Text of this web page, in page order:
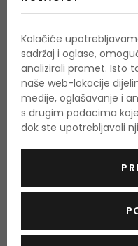
Olovka za obrve
Kolačiće
sadržaj i oglase,
analizirali promet. Isto
naše web-lokacije
medije, oglašavanje i
s drugim podacima
dok ste upotrebljavali